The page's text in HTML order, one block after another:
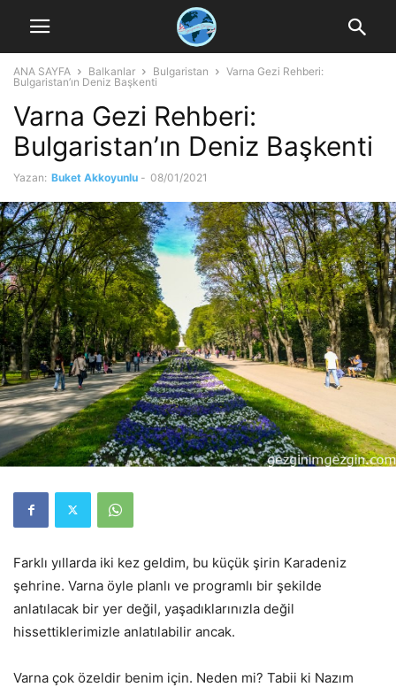
ANA SAYFA Balkanlar Bulgaristan
Varna Gezi Rehberi:
Bulgaristan’ın Deniz Başkenti
Varna Gezi Rehberi:
Bulgaristan’ın Deniz Başkenti
Yazan: Buket Akkoyunlu - 08/01/2021
Farklı yıllarda iki kez geldim, bu küçük şirin Karadeniz
şehrine. Varna öyle planlı ve programlı bir şekilde
anlatılacak bir yer değil, yaşadıklarınızla değil
hissettiklerimizle anlatılabilir ancak.
Varna çok özeldir benim için. Neden mi? Tabii ki Nazım